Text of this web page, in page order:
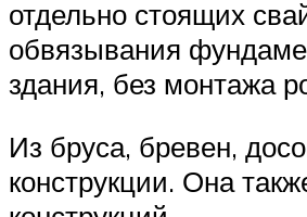
отдельно стоящих
обвязывания
здания, без монтажа
Из бруса, бревен,
конструкции. Она